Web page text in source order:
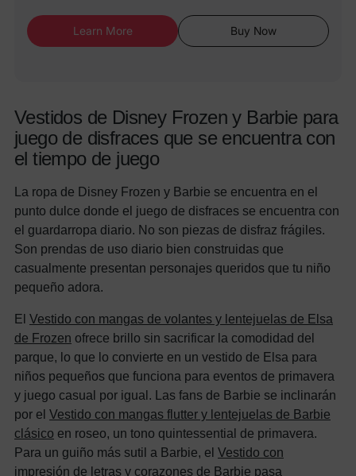
Learn More Buy Now
Vestidos de Disney Frozen y Barbie para
juego de disfraces que se encuentra con
el tiempo de juego
La ropa de Disney Frozen y Barbie se encuentra en el
punto dulce donde el juego de disfraces se encuentra con
el guardarropa diario. No son piezas de disfraz frágiles.
Son prendas de uso diario bien construidas que
casualmente presentan personajes queridos que tu niño
pequeño adora.
El Vestido con mangas de volantes y lentejuelas de Elsa
de Frozen ofrece brillo sin sacrificar la comodidad del
parque, lo que lo convierte en un vestido de Elsa para
niños pequeños que funciona para eventos de primavera
y juego casual por igual. Las fans de Barbie se inclinarán
por el Vestido con mangas flutter y lentejuelas de Barbie
clásico en roseo, un tono quintessential de primavera.
Para un guiño más sutil a Barbie, el Vestido con
impresión de letras y corazones de Barbie pasa